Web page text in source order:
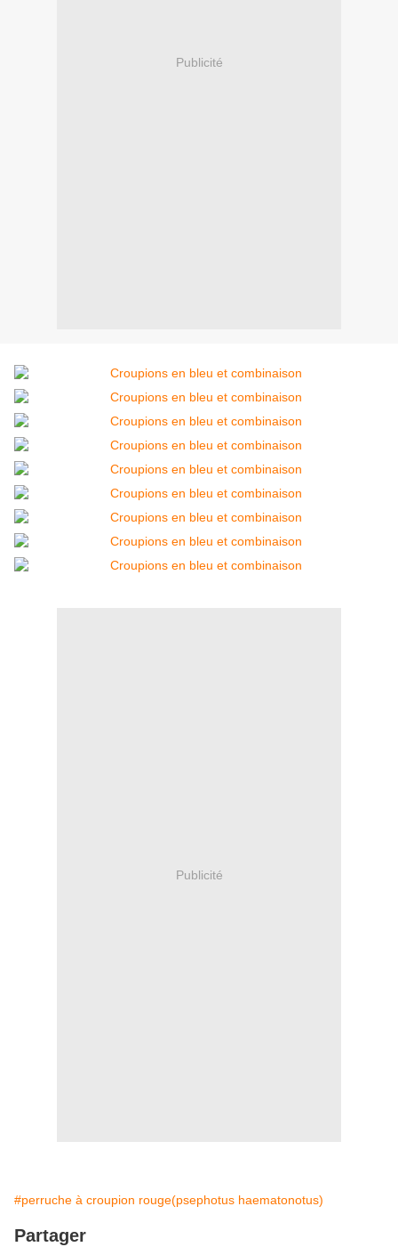
Publicité
Publicité
#perruche à croupion rouge(psephotus haematonotus)
Partager